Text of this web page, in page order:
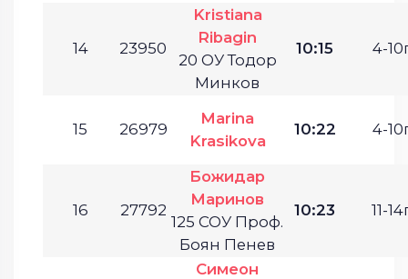
14 23950
Kristiana
Ribagin
20 ОУ Тодор
Минков
10:15 4-
15 26979
Marina
Krasikova
10:22 4-
16 27792
Божидар
Маринов
125 СОУ Проф.
Боян Пенев
10:23 11-
Симеон